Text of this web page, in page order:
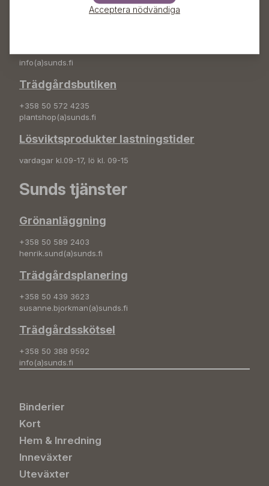
info(a)sunds.fi
Trädgårdsbutiken
+358 50 572 4235
plantshop(a)sunds.fi
Lösviktsprodukter lastningstider
vardagar kl.09-17, lö kl. 09-15
Sunds tjänster
Grönanläggning
+358 50 589 2403
henrik.sund(a)sunds.fi
Trädgårdsplanering
+358 50 439 3623
susanne.bjorkman(a)sunds.fi
Trädgårdsskötsel
+358 50 388 9592
info(a)sunds.fi
Binderier
Kort
Hem & Inredning
Inneväxter
Uteväxter
Acceptera nödvändiga